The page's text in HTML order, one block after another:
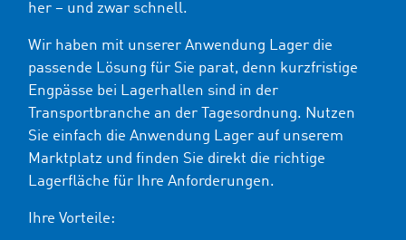
her – und zwar schnell.
Wir haben mit unserer Anwendung Lager die
passende Lösung für Sie parat, denn kurzfristige
Engpässe bei Lagerhallen sind in der
Transportbranche an der Tagesordnung. Nutzen
Sie einfach die Anwendung Lager auf unserem
Marktplatz und finden Sie direkt die richtige
Lagerfläche für Ihre Anforderungen.
Ihre Vorteile: